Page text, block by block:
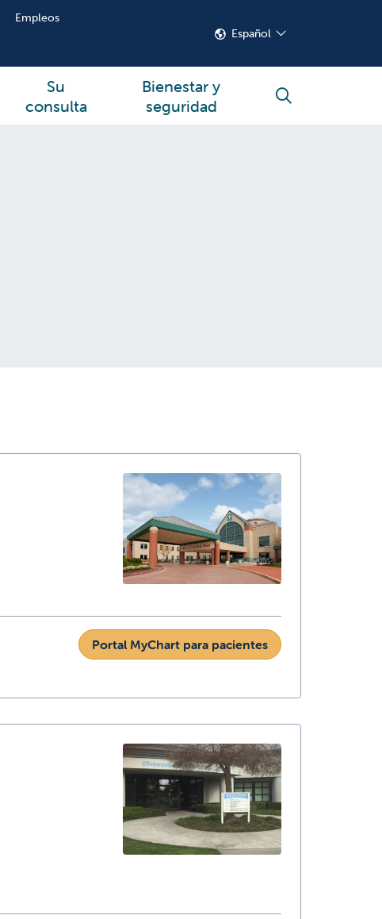
Empleos
Español
Su
consulta
Bienestar y
seguridad
buscar
Portal MyChart para pacientes